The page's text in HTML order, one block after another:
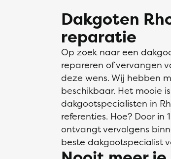
Dakgoten
reparatie
Op zoek naar een
repareren of vervangen
deze wens. Wij hebben
beschikbaar. Het mooie
dakgootspecialisten in
referenties. Hoe? Door
ontvangt vervolgens
beste dakgootspecialist